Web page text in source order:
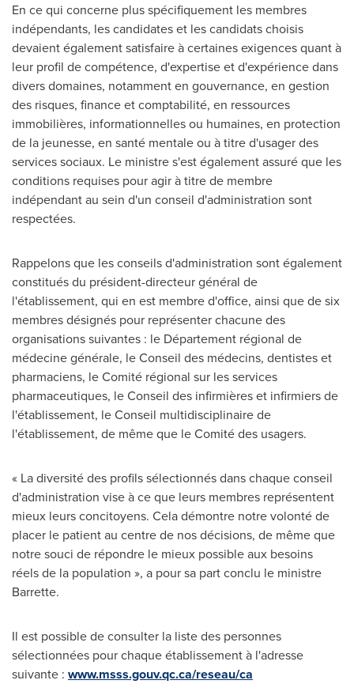
En ce qui concerne plus spécifiquement les membres
indépendants, les candidates et les candidats choisis
devaient également satisfaire à certaines exigences quant à
leur profil de compétence, d'expertise et d'expérience dans
divers domaines, notamment en gouvernance, en gestion
des risques, finance et comptabilité, en ressources
immobilières, informationnelles ou humaines, en protection
de la jeunesse, en santé mentale ou à titre d'usager des
services sociaux. Le ministre s'est également assuré que les
conditions requises pour agir à titre de membre
indépendant au sein d'un conseil d'administration sont
respectées.
Rappelons que les conseils d'administration sont également
constitués du président-directeur général de
l'établissement, qui en est membre d'office, ainsi que de six
membres désignés pour représenter chacune des
organisations suivantes : le Département régional de
médecine générale, le Conseil des médecins, dentistes et
pharmaciens, le Comité régional sur les services
pharmaceutiques, le Conseil des infirmières et infirmiers de
l'établissement, le Conseil multidisciplinaire de
l'établissement, de même que le Comité des usagers.
« La diversité des profils sélectionnés dans chaque conseil
d'administration vise à ce que leurs membres représentent
mieux leurs concitoyens. Cela démontre notre volonté de
placer le patient au centre de nos décisions, de même que
notre souci de répondre le mieux possible aux besoins
réels de la population », a pour sa part conclu le ministre
Barrette.
Il est possible de consulter la liste des personnes
sélectionnées pour chaque établissement à l'adresse
suivante : www.msss.gouv.qc.ca/reseau/ca